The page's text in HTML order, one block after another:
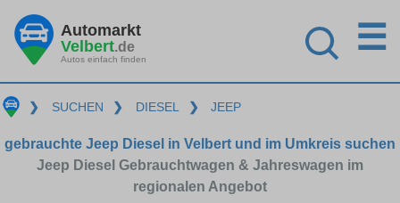
Automarkt
Velbert.de
Autos einfach finden
☰
❯ SUCHEN ❯ DIESEL ❯ JEEP
gebrauchte Jeep Diesel in Velbert und im Umkreis suchen
Jeep Diesel Gebrauchtwagen & Jahreswagen im
regionalen Angebot